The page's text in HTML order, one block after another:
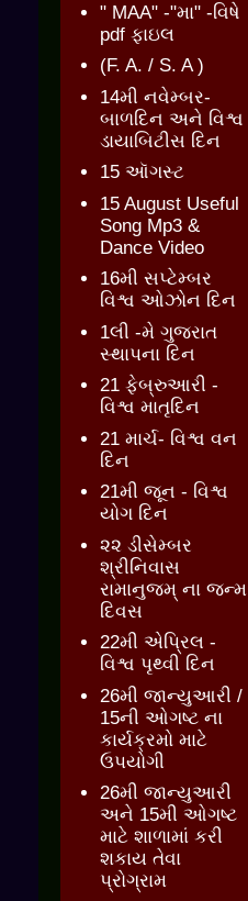
" MAA" -"મા" -વિષે
pdf ફાઇલ
(F. A. / S. A )
14મી નવેમ્બર-
બાળદિન અને વિશ્વ
ડાયાબિટીસ દિન
15 ઑગસ્ટ
15 August Useful
Song Mp3 &
Dance Video
16મી સપ્ટેમ્બર
વિશ્વ ઓઝોન દિન
1લી -મે ગુજરાત
સ્થાપના દિન
21 ફેબ્રુઆરી -
વિશ્વ માતૃદિન
21 માર્ચ- વિશ્વ વન
દિન
21મી જૂન - વિશ્વ
યોગ દિન
૨૨ ડીસેમ્બર
શ્રીનિવાસ
રામાનુજમ્ ના જન્મ
દિવસ
22મી એપ્રિલ -
વિશ્વ પૃથ્વી દિન
26મી જાન્યુઆરી /
15ની ઓગષ્ટ ના
કાર્યક્રમો માટે
ઉપયોગી
26મી જાન્યુઆરી
અને 15મી ઓગષ્ટ
માટે શાળામાં કરી
શકાય તેવા
પ્રોગ્રામ